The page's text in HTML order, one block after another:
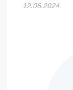
Безугла
Командувач ВМС
навколо керівництва
12.06.2024